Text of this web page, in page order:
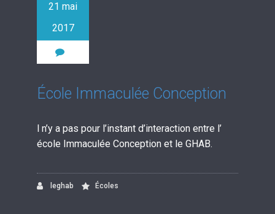
21 mai
2017
École Immaculée Conception
l n’y a pas pour l’instant d’interaction entre l’
école Immaculée Conception et le GHAB.
leghab Écoles